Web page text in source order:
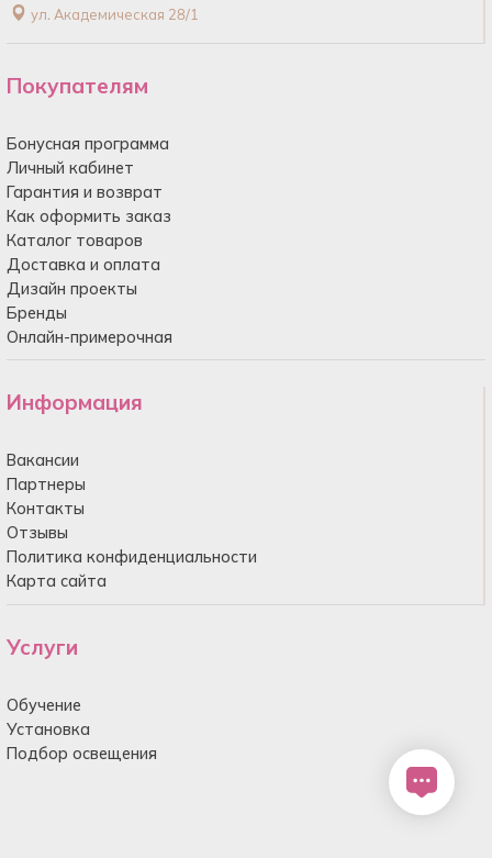
ул. Академическая 28/1
Покупателям
Бонусная программа
Личный кабинет
Гарантия и возврат
Как оформить заказ
Каталог товаров
Доставка и оплата
Дизайн проекты
Бренды
Онлайн-примерочная
Информация
Вакансии
Партнеры
Контакты
Отзывы
Политика конфиденциальности
Карта сайта
Услуги
Обучение
Установка
Подбор освещения